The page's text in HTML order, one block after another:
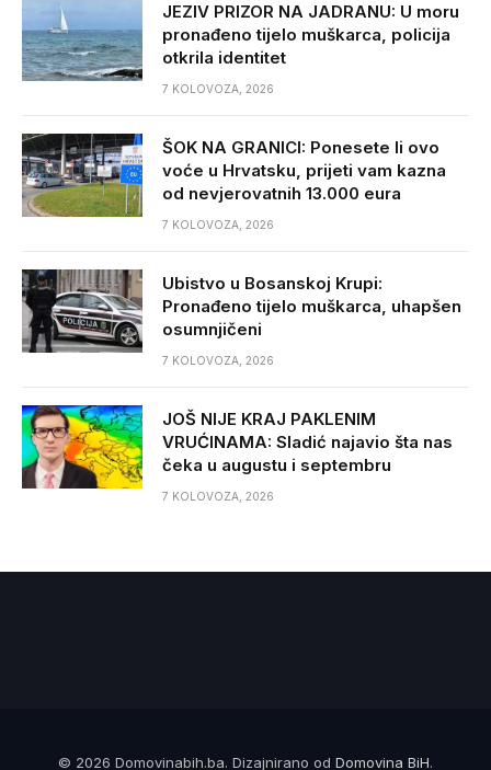
JEZIV PRIZOR NA JADRANU: U moru
pronađeno tijelo muškarca, policija
otkrila identitet
7 KOLOVOZA, 2026
ŠOK NA GRANICI: Ponesete li ovo
voće u Hrvatsku, prijeti vam kazna
od nevjerovatnih 13.000 eura
7 KOLOVOZA, 2026
Ubistvo u Bosanskoj Krupi:
Pronađeno tijelo muškarca, uhapšen
osumnjičeni
7 KOLOVOZA, 2026
JOŠ NIJE KRAJ PAKLENIM
VRUĆINAMA: Sladić najavio šta nas
čeka u augustu i septembru
7 KOLOVOZA, 2026
© 2026 Domovinabih.ba. Dizajnirano od Domovina BiH.